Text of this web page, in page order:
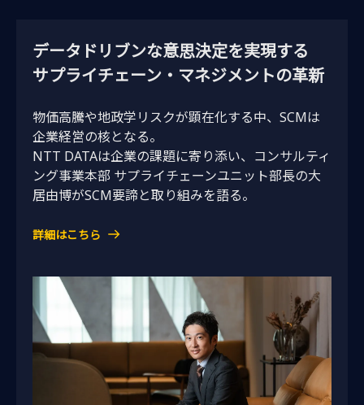
データドリブンな意思決定を実現する
サプライチェーン・マネジメントの革新
物価高騰や地政学リスクが顕在化する中、SCMは
企業経営の核となる。
NTT DATAは企業の課題に寄り添い、コンサルティ
ング事業本部 サプライチェーンユニット部長の大
居由博がSCM要諦と取り組みを語る。
詳細はこちら